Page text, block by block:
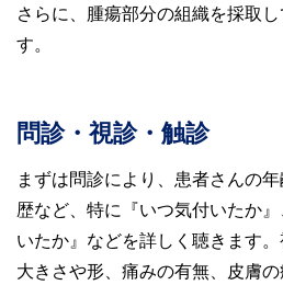
さらに、腫瘍部分の組織を採取
す。
問診・視診・触診
まずは問診により、患者さんの
歴など、特に『いつ気付いたか
いたか』などを詳しく聴きます
大きさや形、痛みの有無、皮膚の